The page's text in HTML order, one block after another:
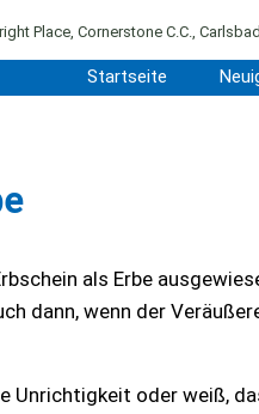
Place, Cornerstone C.C.,
Startseite
als Erbe
dann, wenn der
Unrichtigkeit oder weiß,